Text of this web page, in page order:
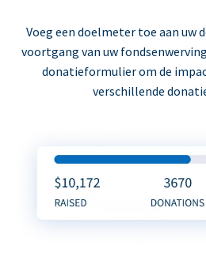
Voeg een doelmeter toe aan uw
voortgang van uw
donatieformulier om de
verschillende